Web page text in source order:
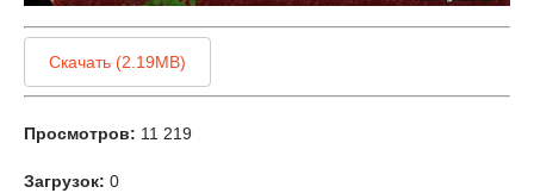
Скачать (2.19MB)
Просмотров: 11 219
Загрузок: 0